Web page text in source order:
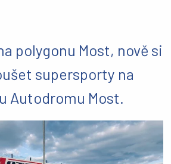
polygonu Most, nově si
supersporty na
Autodromu Most.